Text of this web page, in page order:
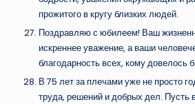
прожитого в кругу близких людей.
Поздравляю с юбилеем! Ваш
искреннее уважение, а ваши
благодарность всех, кому довелось
В 75 лет за плечами уже не просто
труда, решений и добрых дел. Пусть